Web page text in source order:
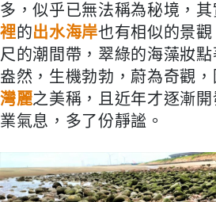
多，似乎已無法稱為秘境，
裡的出水海岸也有相似的景
尺的潮間帶，翠綠的海藻妝
盎然，生機勃勃，蔚為奇觀
灣麗之美稱，且近年才逐漸
業氣息，多了份靜謐。